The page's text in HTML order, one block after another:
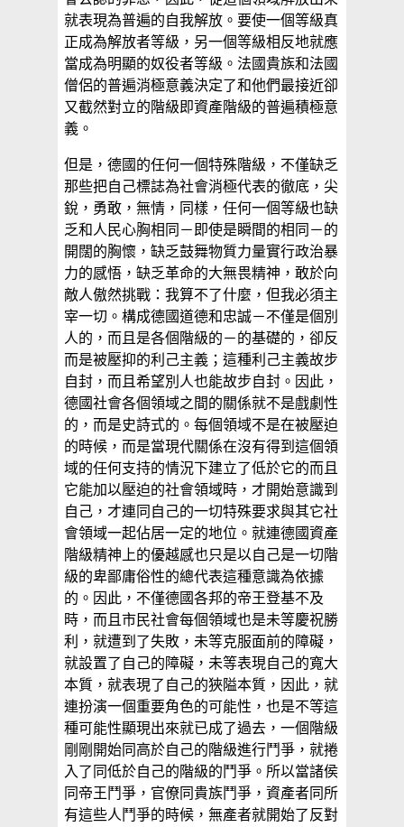
就表現為普遍的自我解放。要使一個等級真
正成為解放者等級，另一個等級相反地就應
當成為明顯的奴役者等級。法國貴族和法國
僧侶的普遍消極意義決定了和他們最接近卻
又截然對立的階級即資產階級的普遍積極意
義。
但是，德國的任何一個特殊階級，不僅缺乏
那些把自己標誌為社會消極代表的徹底，尖
銳，勇敢，無情，同樣，任何一個等級也缺
乏和人民心胸相同－即使是瞬間的相同－的
開闊的胸懷，缺乏鼓舞物質力量實行政治暴
力的感悟，缺乏革命的大無畏精神，敢於向
敵人傲然挑戰：我算不了什麼，但我必須主
宰一切。構成德國道德和忠誠－不僅是個別
人的，而且是各個階級的－的基礎的，卻反
而是被壓抑的利己主義；這種利己主義故步
自封，而且希望別人也能故步自封。因此，
德國社會各個領域之間的關係就不是戲劇性
的，而是史詩式的。每個領域不是在被壓迫
的時候，而是當現代關係在沒有得到這個領
域的任何支持的情況下建立了低於它的而且
它能加以壓迫的社會領域時，才開始意識到
自己，才連同自己的一切特殊要求與其它社
會領域一起佔居一定的地位。就連德國資產
階級精神上的優越感也只是以自己是一切階
級的卑鄙庸俗性的總代表這種意識為依據
的。因此，不僅德國各邦的帝王登基不及
時，而且市民社會每個領域也是未等慶祝勝
利，就遭到了失敗，未等克服面前的障礙，
就設置了自己的障礙，未等表現自己的寬大
本質，就表現了自己的狹隘本質，因此，就
連扮演一個重要角色的可能性，也是不等這
種可能性顯現出來就已成了過去，一個階級
剛剛開始同高於自己的階級進行鬥爭，就捲
入了同低於自己的階級的鬥爭。所以當諸侯
同帝王鬥爭，官僚同貴族鬥爭，資產者同所
有這些人鬥爭的時候，無產者就開始了反對